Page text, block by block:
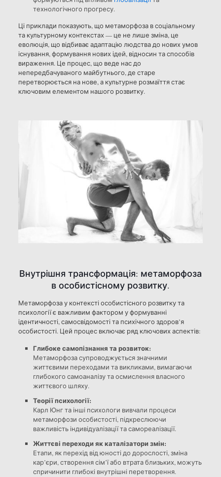
технологічного прогресу.
Ці приклади показують, що метаморфоза в соціальному
та культурному контекстах — це не лише зміна, це
еволюція, що відбиває адаптацію людства до нових умов
існування, формування нових ідей, відносин та способів
вираження. Це процес, що веде нас до
непередбачуваного майбутнього, де старе
перетворюється на нове, а культурне розмаїття стає
ключовим елементом нашого розвитку.
Внутрішня трансформація: метаморфоза
в особистісному розвитку.
Метаморфоза у контексті особистісного розвитку та
психології є важливим фактором у формуванні
ідентичності, самосвідомості та психічного здоров’я
особистості. Цей процес включає ряд ключових аспектів:
Глибоке самопізнання та розвиток:
Метаморфоза супроводжується значними
життєвими переходами та викликами, вимагаючи
глибокого самоаналізу та осмислення власного
життєвого шляху.
Теорії психології:
Карл Юнг та інші психологи вивчали процеси
метаморфози особистості, підкреслюючи
важливість індивідуалізації та самореалізації.
Життєві переходи як каталізатори змін:
Етапи, як перехід від юності до дорослості, зміна
кар’єри, створення сім’ї або втрата близьких, можуть
спричинити глибокі внутрішні перетворення.